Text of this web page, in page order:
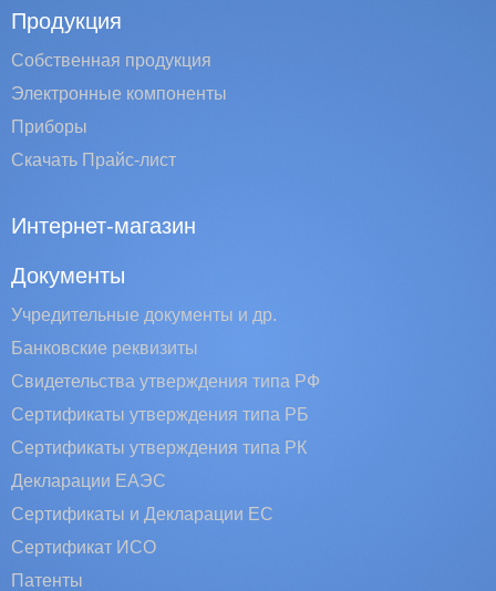
Продукция
Собственная продукция
Электронные компоненты
Приборы
Скачать Прайс-лист
Интернет-магазин
Документы
Учредительные документы и др.
Банковские реквизиты
Свидетельства утверждения типа РФ
Сертификаты утверждения типа РБ
Сертификаты утверждения типа РК
Декларации ЕАЭС
Сертификаты и Декларации EC
Сертификат ИСО
Патенты